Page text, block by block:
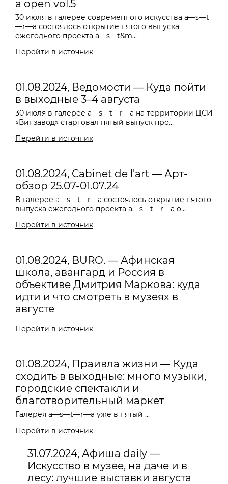
a open vol.5
30 июля в галерее современного искусства a—s—t
—r—a состоялось открытие пятого выпуска
ежегодного проекта a—s—t&m...
Перейти в источник
01.08.2024, Ведомости — Куда пойти
в выходные 3–4 августа
30 июля в галерее a—s—t—r—a на территории ЦСИ
«Винзавод» стартовал пятый выпуск про...
Перейти в источник
01.08.2024, Cabinet de l'art — Арт-
обзор 25.07-01.07.24
В галерее a—s—t—r—a состоялось открытие пятого
выпуска ежегодного проекта a—s—t—r—a o...
Перейти в источник
01.08.2024, BURO. — Афинская
школа, авангард и Россия в
объективе Дмитрия Маркова: куда
идти и что смотреть в музеях в
августе
Перейти в источник
01.08.2024, Праивла жизни — Куда
сходить в выходные: много музыки,
городские спектакли и
благотворительный маркет
Галерея a—s—t—r—a уже в пятый ...
Перейти в источник
31.07.2024, Афиша daily —
Искусство в музее, на даче и в
лесу: лучшие выставки августа